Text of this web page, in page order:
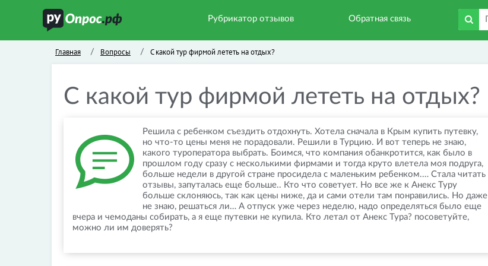
Рубрикатор отзывов Обратная связь
Главная / Вопросы / С какой тур фирмой лететь на отдых?
С какой тур фирмой лететь на отдых?
Решила с ребенком съездить отдохнуть. Хотела сначала в Крым купить путевку,
но что-то цены меня не порадовали. Решили в Турцию. И вот теперь не знаю,
какого туроператора выбрать. Боимся, что компания обанкротится, как было в
прошлом году сразу с несколькими фирмами и тогда круто влетела моя подруга,
больше недели в другой стране просидела с маленьким ребенком.… Стала читать
отзывы, запуталась еще больше.. Кто что советует. Но все же к Анекс Туру
больше склоняюсь, так как цены ниже, да и сами отели там понравились. Но даже
не знаю, решаться ли… А отпуск уже через неделю, надо определяться было еще
вчера и чемоданы собирать, а я еще путевки не купила. Кто летал от Анекс Тура? посоветуйте,
можно ли им доверять?